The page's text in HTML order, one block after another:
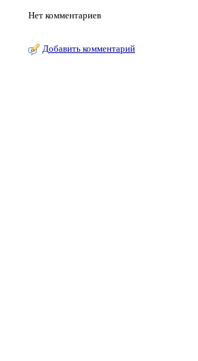
Нет комментариев
Добавить комментарий